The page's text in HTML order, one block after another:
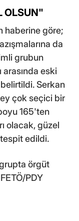
OLSUN"
haberine göre;
da
grubun
arasında eski
Serkan
çok seçici bir
165'ten
olacak, güzel
edildi.
örgüt
PDY